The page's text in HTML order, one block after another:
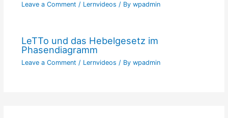
Leave a Comment / Lernvideos / By wpadmin
LeTTo und das Hebelgesetz im
Phasendiagramm
Leave a Comment / Lernvideos / By wpadmin